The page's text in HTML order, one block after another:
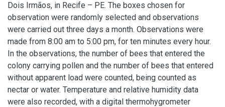
Dois Irmãos, in Recife – PE. The boxes chosen for
observation were randomly selected and observations
were carried out three days a month. Observations were
made from 8:00 am to 5:00 pm, for ten minutes every hour.
In the observations, the number of bees that entered the
colony carrying pollen and the number of bees that entered
without apparent load were counted, being counted as
nectar or water. Temperature and relative humidity data
were also recorded, with a digital thermohygrometer